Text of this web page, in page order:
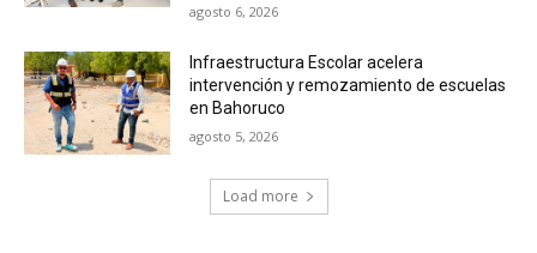
agosto 6, 2026
Infraestructura Escolar acelera
intervención y remozamiento de escuelas
en Bahoruco
agosto 5, 2026
Load more